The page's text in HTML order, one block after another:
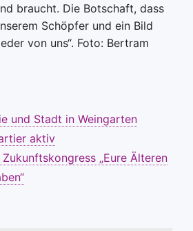
braucht. Die Botschaft, dass
Schöpfer und ein Bild
von uns“. Foto: Bertram
und Stadt in Weingarten
aktiv
„Eure Älteren